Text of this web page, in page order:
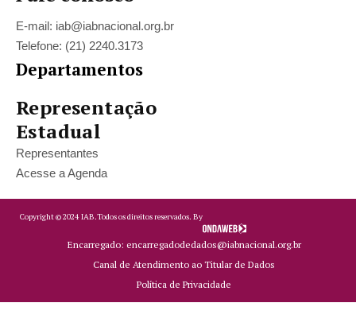
E-mail: iab@iabnacional.org.br
Telefone: (21) 2240.3173
Departamentos
Representação
Estadual
Representantes
Acesse a Agenda
Copyright ©2024 IAB.Todos os direitos reservados. By
Encarregado: encarregadodedados@iabnacional.org.br
Canal de Atendimento ao Titular de Dados
Política de Privacidade